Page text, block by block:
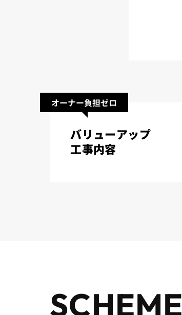
オーナー負担ゼロ
バリューアップ
工事内容
SCHEME